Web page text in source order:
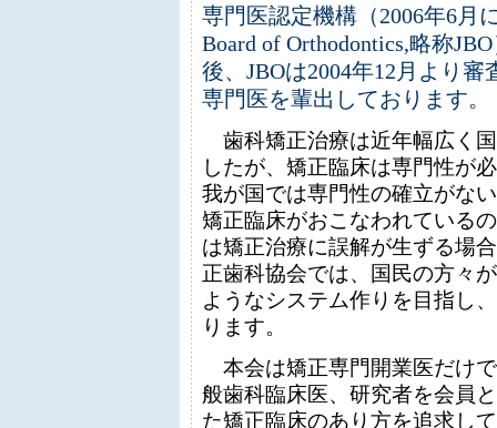
専門医認定機構（2006年6月
Board of Orthodontics,略称
後、JBOは2004年12月より
専門医を輩出しております。
歯科矯正治療は近年幅広く
したが、矯正臨床は専門性が
我が国では専門性の確立がな
矯正臨床がおこなわれている
は矯正治療に誤解が生ずる場
正歯科協会では、国民の方々
ようなシステム作りを目指し
ります。
本会は矯正専門開業医だけ
般歯科臨床医、研究者を会員
た矯正臨床のあり方を追求し